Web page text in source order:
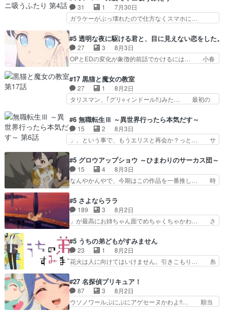
れる先輩、なんだかん… 第５話をｄアニメストア
で視聴しました。視…
ありがとうございました見るたびに切… 誰かと思
ったらちゅー先輩か。しれっと相方… 第５話感
想：コ□した相手にも家族や…､戦… つらい回
ナとミミも可愛かった2人の関係… 確かに相手に
も家族や大切な人はいるけど、… 白シャツが作業
着みたいなもんなんですかね…
31 1
7月30日
ガラケーがぶっ壊れたので仕方なくスマホに…
はり出オチ感が否めず、エピソードの打率… 田山
さんが佐々木さんに沼っていく…こんな… 佐々木
さん、腕フェチなんですね笑最近まじ… 佐々木が
ガラケーからスマホに変えるって、… もうドラマ
ゃわない？佐々木さんの優しさ… 先行で見た時よ
り2人のやり取りに癒しを感… ABEMA版の7〜8
話佐々木が実年齢以上…
#5 透明な夜に駆ける君と、目に見えない恋をした。
27 3
8月3日
OPとEDの変化が象徴的前話でかけるには… 小春
か、こんな風に見えてるのかぁ。かける… 完全な
両片思いになりましたねぇ…OPとE… 余計な物
は描かず白く靄がかった小春ちゃん… 光も感じな
い完全な盲目なんやね…おめかし… 母役に能登さ
も描かれていて良かった本当… 股に海豚を挟み水
上バスでの会話を反芻…恋… OPEDとも無人バー
ジョンから主人公２人…
#17 黒猫と魔女の教室
27 1
8月2日
タリスマン、｢グリ○ィンドール!!｣みた… 最初の
ホントスピカが大好きだよね。ツン… 一等級ポテ
ンシャルのアリアちゃん可愛くて… そういや、ア
リアは能力は最上級のくせに、… とうとうアリア
と直接競う場がきたこれまで… 毎度ながらのスピ
マン趣味ダダ漏れで好き… 期末試験が始まろうと
しておりスピカは対策… 能力鑑定胸像タリスマン
氏容姿も評価してし…
#6 無職転生Ⅲ ～異世界行ったら本気だす～
15 2
8月3日
」、という事で、もうエリスと再会か？っと… サ
関係の清算が粛々と進められているサラ… サラと
の関係に対して完全に「昔の女」とし… ルーシー
にデレるルディが完全に親バカで微… サラとは会
ってほしいちゃんとした別れ方し… サラは未練0
キャラモヤモヤする別れ方だ… 役で出演させてい
ただきました！よろしくお… 毎クールメインヒロ
インを好きになっちゃう…
#5 グロウアップショウ ～ひまわりのサーカス団～
15 4
8月3日
なんやかんやで、今期はこの作品を一番推し… 時
愛すぎるな楠木ともりちゃんのね… デフォルメさ
れた表情が特に多かったのが印… 葵＆茜の回も良
きでした。あの証拠写真、ひ… 互いが互いのこと
を想っているのにすれ違っ… 第５話をｄアニメス
んと練習したい〟と言… 本当この作品は「キャ
ラ」を活かすのがうま… みずかちゃんの介入で双
子の仲にヒビが………
#5 さよならララ
189 3
8月2日
」が最高にお姉ちゃん面でめちゃくちゃかわ… さ
を振り切ってみんなに謝ったララの思い… 仕事に
馴染めない辺り観ていて苦しいところ… ララちゃ
んの事情はもう少し皆に話して良い… ララと茉里
とで初のアルバイト。七転八倒し… 労働するプリ
てケーキ食べて、帰りにカメ… ララが働く事での
てんやわんや。働いて大変… 地道に働き人と関わ
る日々の中に愛を見いだ…
#5 うちの弟どもがすみません
23 1
8月2日
花火は人に向けてはいけません。引きこもり… 糸
お名前を見たんだけどあの中村大樹さん… 糸ちゃ
んカッケー、色んな意味でwゲームが… 姉から性
的興奮覚えてないよね？なんて言わ… テーマ：引
きこもりの理由感想は、久しぶり… 元ゲーマーな
#27 名探偵プリキュア！
87 3
8月2日
ウソノワールぷにぷにアゲセーヌかわよ!!… 順当